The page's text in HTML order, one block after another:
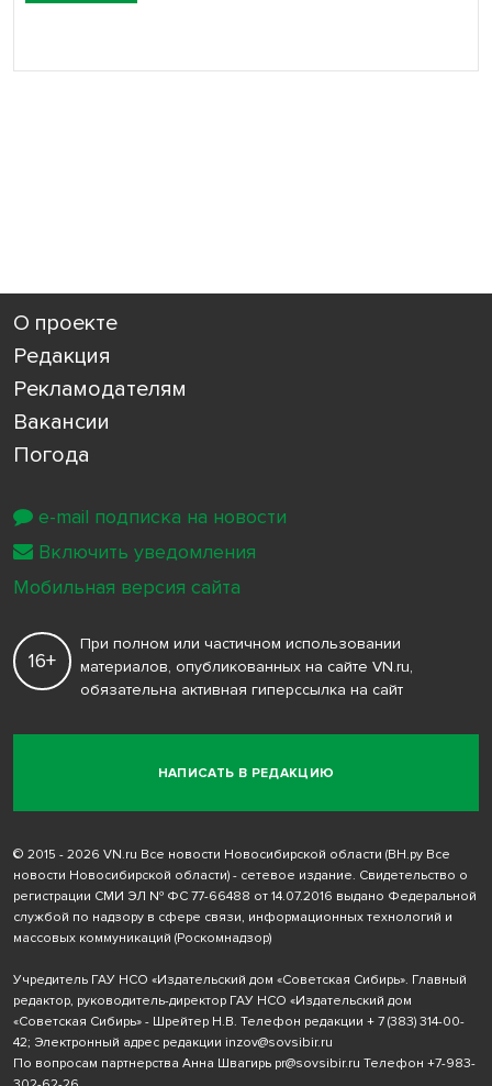
О проекте
Редакция
Рекламодателям
Вакансии
Погода
НАПИСАТЬ В РЕДАКЦИЮ
16+
При полном или частичном использовании
материалов, опубликованных на сайте VN.ru,
обязательна активная гиперссылка на сайт
© 2015 - 2026 VN.ru Все новости Новосибирской области (ВН.ру Все
новости Новосибирской области) - сетевое издание. Свидетельство о
регистрации СМИ ЭЛ № ФС 77-66488 от 14.07.2016 выдано Федеральной
службой по надзору в сфере связи, информационных технологий и
массовых коммуникаций (Роскомнадзор)
Учредитель ГАУ НСО «Издательский дом «Советская Сибирь». Главный
редактор, руководитель-директор ГАУ НСО «Издательский дом
«Советская Сибирь» - Шрейтер Н.В. Телефон редакции + 7 (383) 314-00-
42; Электронный адрес редакции inzov@sovsibir.ru
По вопросам партнерства Анна Швагирь pr@sovsibir.ru Телефон +7-983-
e-mail подписка на новости
Включить уведомления
Мобильная версия сайта